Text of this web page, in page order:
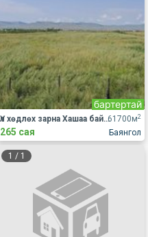
бартертай
61700м2
Баянгол
Үл хөдлөх зарна Хашаа байшин
265 сая
1 / 1